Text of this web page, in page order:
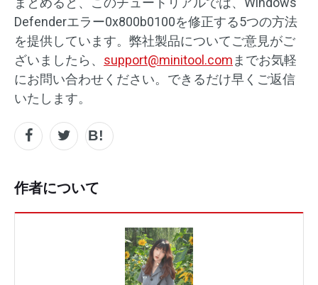
Defenderエラー0x800b0100を修正する5つの方法
を提供しています。弊社製品についてご意見がご
ざいましたら、 support@minitool.com までお気軽
にお問い合わせください。できるだけ早くご返信
いたします。
作者について